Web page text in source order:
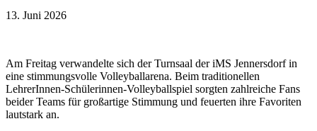
13. Juni 2026
Am Freitag verwandelte sich der Turnsaal der iMS Jennersdorf in
eine stimmungsvolle Volleyballarena. Beim traditionellen
LehrerInnen-Schülerinnen-Volleyballspiel sorgten zahlreiche Fans
beider Teams für großartige Stimmung und feuerten ihre Favoriten
lautstark an.